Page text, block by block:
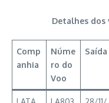
Detalhes dos
Comp
anhia
Núme
ro do
Voo
Saída